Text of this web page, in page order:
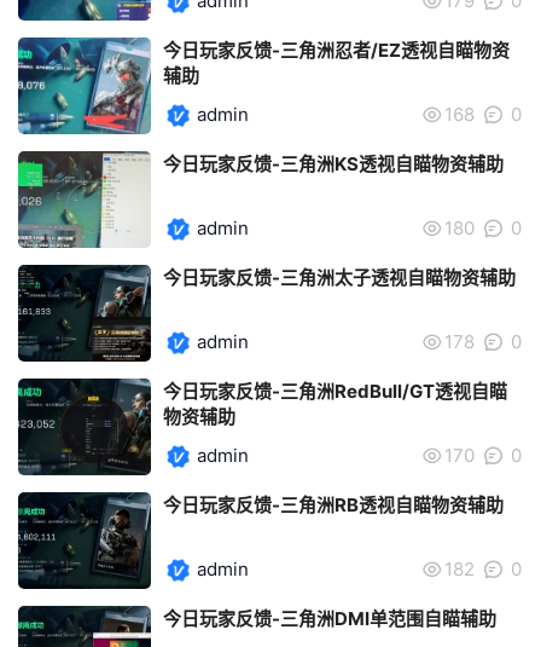
今日玩家反馈-三角洲忍者/EZ透视自瞄物资
辅助
admin
168 0
今日玩家反馈-三角洲KS透视自瞄物资辅助
admin 180 0
今日玩家反馈-三角洲太子透视自瞄物资辅助
admin 178 0
今日玩家反馈-三角洲RedBull/GT透视自瞄
物资辅助
admin
170 0
今日玩家反馈-三角洲RB透视自瞄物资辅助
admin 182 0
今日玩家反馈-三角洲DMI单范围自瞄辅助